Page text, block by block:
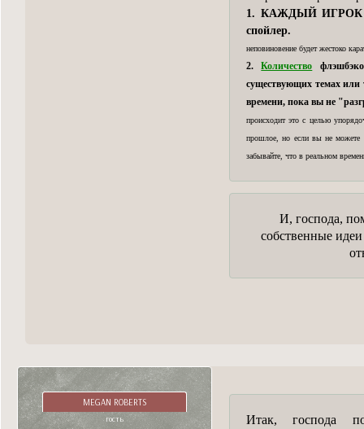
1. КАЖДЫЙ ИГРОК
спойлер.
неповиновение будет жестоко
2.Количество
существующих темах или
времени, пока вы не
происходит это с целью
прошлое, но если вы не можете
забывайте, что в реальном
И, господа,
собственные
MEGAN ROBERTS
гость
Итак, господа